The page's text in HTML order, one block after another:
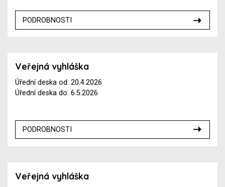
PODROBNOSTI
Veřejná vyhláška
Úřední deska od: 20.4.2026
Úřední deska do: 6.5.2026
PODROBNOSTI
Veřejná vyhláška